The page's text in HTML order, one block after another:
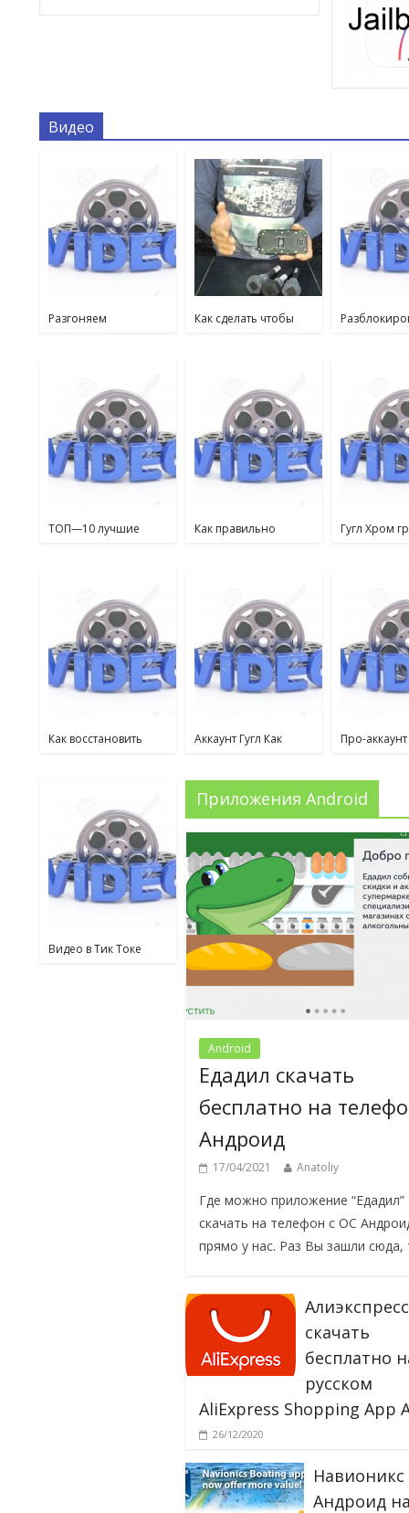
Видео
Разгоняем
Как сделать чтобы
ТОП—10 лучшие
Как правильно
работала батарея
Гугл Хром
Как восстановить
заблокировали
Аккаунт Гугл Как
Про-
Видео в Тик Токе
Приложения Android
Android
Едадил скачать
бесплатно на
Андроид
17/04/2021 Anatoliy
Где можно приложение “Едадил”
скачать на телефон с ОС
прямо у нас. Раз Вы зашли сюда,
Алиэкспресс
скачать
бесплатно
русском
AliExpress Shopping App
26/12/2020
Навионикс
Андроид